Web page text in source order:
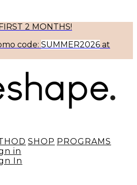
2 MONTHS!
code: SUMMER2026 at
SHOP PROGRAMS
in
In